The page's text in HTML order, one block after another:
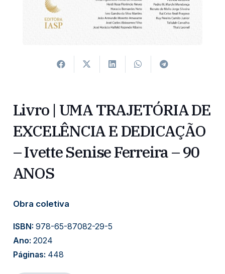
Livro | UMA TRAJETÓRIA DE
EXCELÊNCIA E DEDICAÇÃO
– Ivette Senise Ferreira – 90
ANOS
Obra coletiva
ISBN: 978-65-87082-29-5
Ano: 2024
Páginas: 448